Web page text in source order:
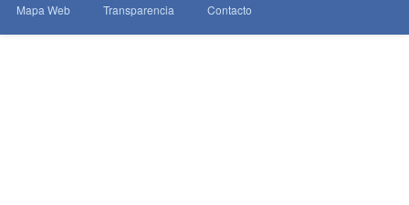
Mapa Web Transparencia Contacto